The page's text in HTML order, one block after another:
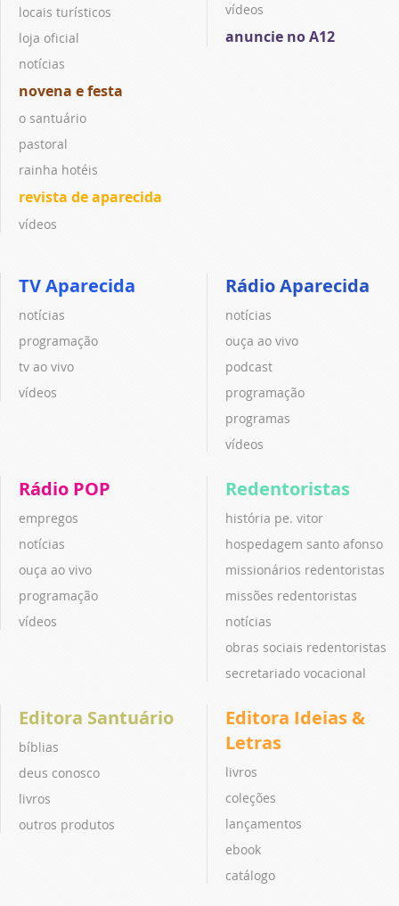
locais turísticos
loja oficial
notícias
novena e festa
o santuário
pastoral
rainha hotéis
revista de aparecida
vídeos
vídeos
anuncie no A12
TV Aparecida
notícias
programação
tv ao vivo
vídeos
Rádio Aparecida
notícias
ouça ao vivo
podcast
programação
programas
vídeos
Rádio POP
empregos
notícias
ouça ao vivo
programação
vídeos
Redentoristas
história pe. vitor
hospedagem santo afonso
missionários redentoristas
missões redentoristas
notícias
obras sociais redentoristas
secretariado vocacional
Editora Santuário
bíblias
deus conosco
livros
outros produtos
Editora Ideias &
Letras
livros
coleções
lançamentos
ebook
catálogo